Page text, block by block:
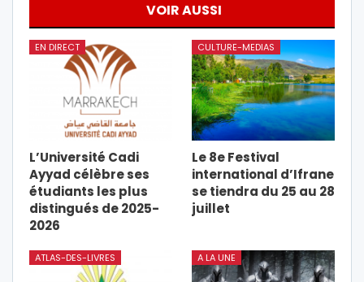
VOIR AUSSI
EN DIRECT
L’Université Cadi
Ayyad célèbre ses
étudiants les plus
distingués de 2025-
2026
CULTURE-MEDIAS
Le 8e Festival
international d’Ifrane
se tiendra du 25 au 28
juillet
ATLAS-DES-LIVRES A LA UNE